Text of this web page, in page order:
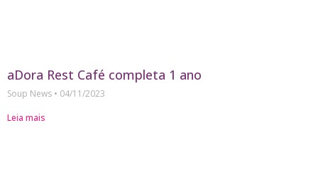
aDora Rest Café completa 1 ano
Soup News
04/11/2023
Leia mais